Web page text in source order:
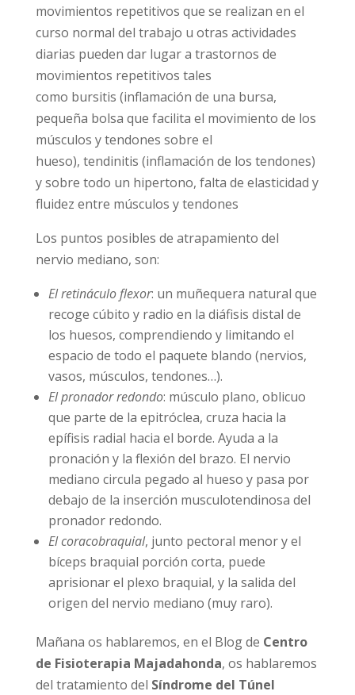
movimientos repetitivos que se realizan en el
curso normal del trabajo u otras actividades
diarias pueden dar lugar a trastornos de
movimientos repetitivos tales
como bursitis (inflamación de una bursa,
pequeña bolsa que facilita el movimiento de los
músculos y tendones sobre el
hueso), tendinitis (inflamación de los tendones)
y sobre todo un hipertono, falta de elasticidad y
fluidez entre músculos y tendones
Los puntos posibles de atrapamiento del
nervio mediano, son:
El retináculo flexor: un muñequera natural que
recoge cúbito y radio en la diáfisis distal de
los huesos, comprendiendo y limitando el
espacio de todo el paquete blando (nervios,
vasos, músculos, tendones…).
El pronador redondo: músculo plano, oblicuo
que parte de la epitróclea, cruza hacia la
epífisis radial hacia el borde. Ayuda a la
pronación y la flexión del brazo. El nervio
mediano circula pegado al hueso y pasa por
debajo de la inserción musculotendinosa del
pronador redondo.
El coracobraquial, junto pectoral menor y el
bíceps braquial porción corta, puede
aprisionar el plexo braquial, y la salida del
origen del nervio mediano (muy raro).
Mañana os hablaremos, en el Blog de Centro
de Fisioterapia Majadahonda, os hablaremos
del tratamiento del Síndrome del Túnel